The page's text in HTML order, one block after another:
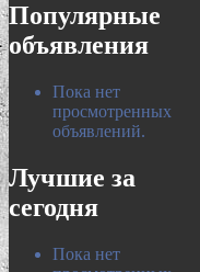
Популярные
объявления
Пока нет
просмотренных
объявлений.
Лучшие за
сегодня
Пока нет